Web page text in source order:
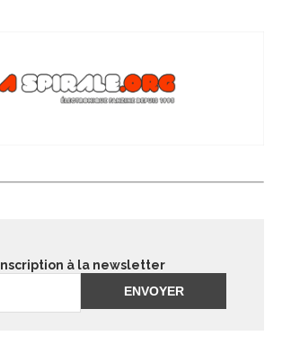
Inscription à la newsletter